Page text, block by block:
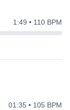
1:49 • 110 BPM
01:35 • 105 BPM